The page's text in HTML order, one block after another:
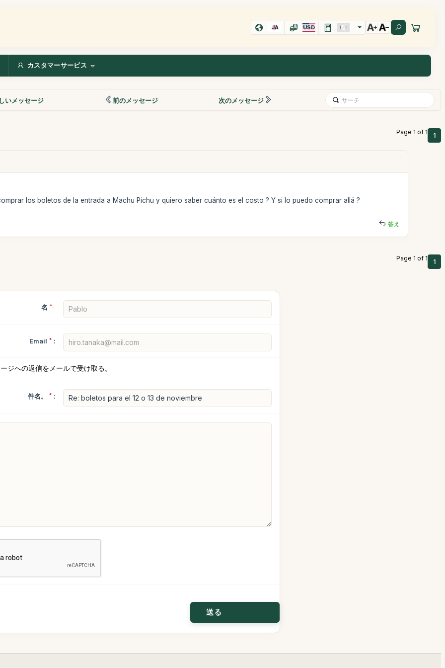
JA USD
カスタマーサービス
いメッセージ 前のメッセージ 次のメッセージ
Page 1 of 1 1
los boletos de la entrada a Machu Pichu y quiero saber cuánto es el costo ? Y si lo puedo comprar allá ?
答え
Page 1 of 1 1
名 *:
Email * :
ジへの返信をメールで受け取る。
件名。 * :